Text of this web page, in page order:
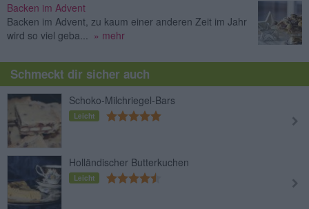
Backen im Advent
Backen im Advent, zu kaum einer anderen Zeit im Jahr
wird so viel geba... » mehr
Schmeckt dir sicher auch
Schoko-Milchriegel-Bars
Leicht
Holländischer Butterkuchen
Leicht